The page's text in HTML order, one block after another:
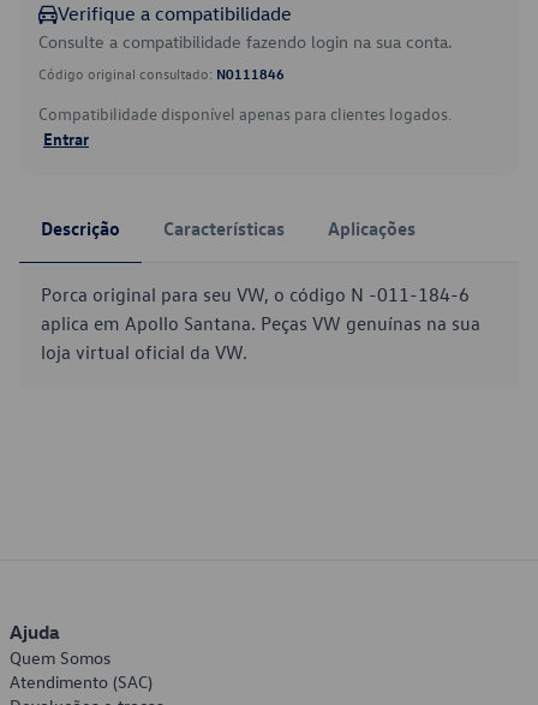
Verifique a compatibilidade
Consulte a compatibilidade fazendo login na sua conta.
Código original consultado: N0111846
Compatibilidade disponível apenas para clientes logados.
Entrar
Descrição Características Aplicações
Porca original para seu VW, o código N -011-184-6
aplica em Apollo Santana. Peças VW genuínas na sua
loja virtual oficial da VW.
Ajuda
Quem Somos
Atendimento (SAC)